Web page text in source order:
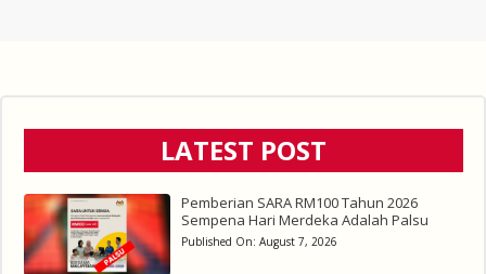
LATEST POST
Pemberian SARA RM100 Tahun 2026
Sempena Hari Merdeka Adalah Palsu
Published On: August 7, 2026